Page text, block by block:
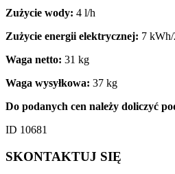
Zużycie wody: 4 l/h
Zużycie energii elektrycznej: 7 kWh/
Waga netto: 31 kg
Waga wysyłkowa: 37 kg
Do podanych cen należy doliczyć
ID 10681
SKONTAKTUJ SIĘ